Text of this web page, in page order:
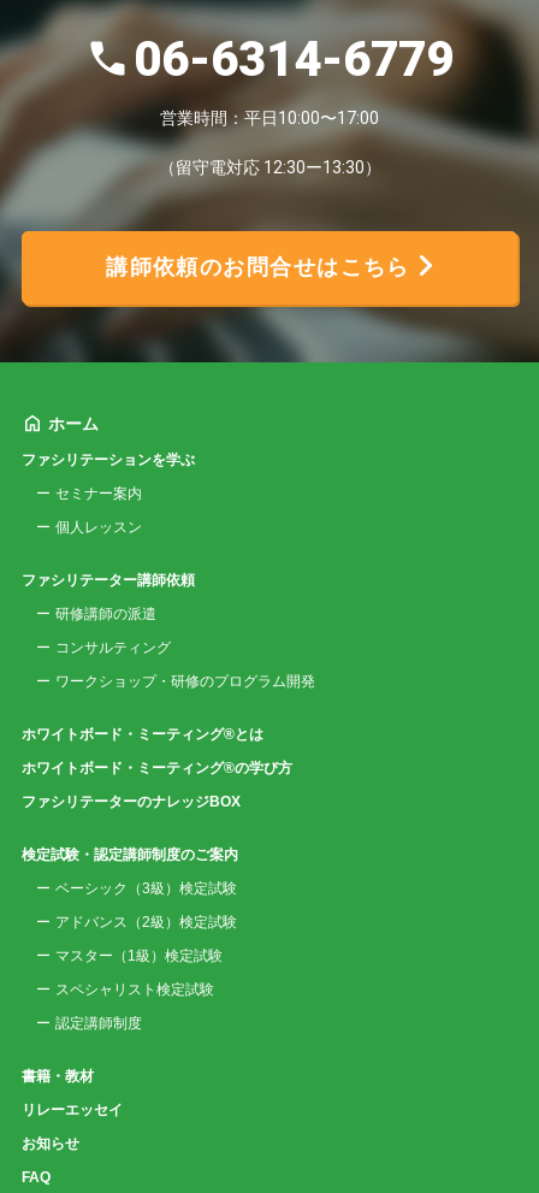
06-6314-6779
営業時間：平日10:00〜17:00
（留守電対応 12:30ー13:30）
講師依頼のお問合せはこちら
ホーム
ファシリテーションを学ぶ
セミナー案内
個人レッスン
ファシリテーター講師依頼
研修講師の派遣
コンサルティング
ワークショップ・研修のプログラム開発
ホワイトボード・ミーティング®とは
ホワイトボード・ミーティング®の学び方
ファシリテーターのナレッジBOX
検定試験・認定講師制度のご案内
ベーシック（3級）検定試験
アドバンス（2級）検定試験
マスター（1級）検定試験
スペシャリスト検定試験
認定講師制度
書籍・教材
リレーエッセイ
お知らせ
FAQ